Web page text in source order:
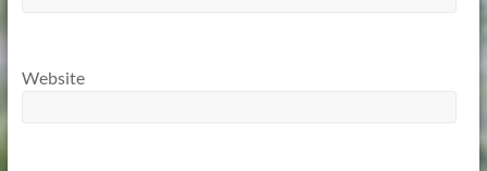
Website